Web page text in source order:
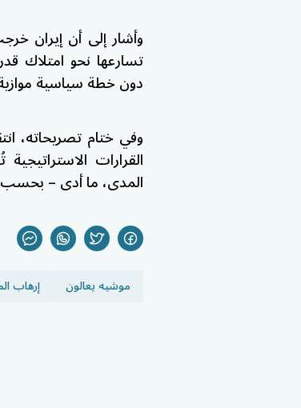
وأشار إلى أن إيران
تسارعها نحو امتلاك
دون خطة سياسية
وفي ختام تصريحاته،
القرارات
المدى، ما أدى – بحسب
موشيه يعالون إرهاب